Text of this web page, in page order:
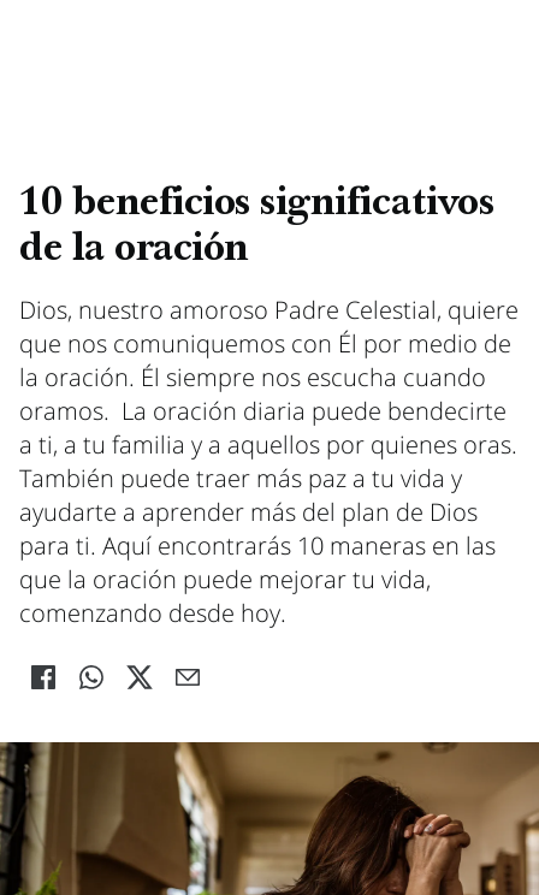
10 beneficios significativos
de la oración
Dios, nuestro amoroso Padre Celestial, quiere
que nos comuniquemos con Él por medio de
la oración. Él siempre nos escucha cuando
oramos. La oración diaria puede bendecirte
a ti, a tu familia y a aquellos por quienes oras.
También puede traer más paz a tu vida y
ayudarte a aprender más del plan de Dios
para ti. Aquí encontrarás 10 maneras en las
que la oración puede mejorar tu vida,
comenzando desde hoy.